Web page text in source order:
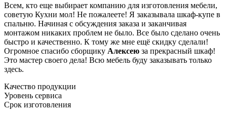
Всем, кто еще выбирает компанию для изготовления мебели,
советую Кухни мол! Не пожалеете! Я заказывала шкаф-купе в
спальню. Начиная с обсуждения заказа и заканчивая
монтажом никаких проблем не было. Все было сделано очень
быстро и качественно. К тому же мне ещё скидку сделали!
Огромное спасибо сборщику Алексею за прекрасный шкаф!
Это мастер своего дела! Всю мебель буду заказывать только
здесь.
Качество продукции
Уровень сервиса
Срок изготовления